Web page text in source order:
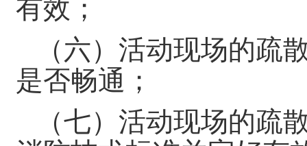
有效；
（六）活动现场的疏
是否畅通；
（七）活动现场的疏